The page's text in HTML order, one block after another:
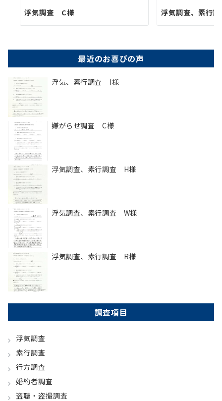
浮気調査 C様 浮気調査、素行
最近のお喜びの声
浮気、素行調査 I様
嫌がらせ調査 C様
浮気調査、素行調査 H様
浮気調査、素行調査 W様
浮気調査、素行調査 R様
調査項目
浮気調査
素行調査
行方調査
婚約者調査
盗聴・盗撮調査